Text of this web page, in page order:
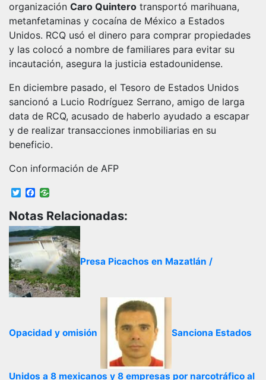
organización Caro Quintero transportó marihuana,
metanfetaminas y cocaína de México a Estados
Unidos. RCQ usó el dinero para comprar propiedades
y las colocó a nombre de familiares para evitar su
incautación, asegura la justicia estadounidense.
En diciembre pasado, el Tesoro de Estados Unidos
sancionó a Lucio Rodríguez Serrano, amigo de larga
data de RCQ, acusado de haberlo ayudado a escapar
y de realizar transacciones inmobiliarias en su
beneficio.
Con información de AFP
TwitterFacebook
Notas Relacionadas:
Presa Picachos en Mazatlán /
Opacidad y omisión Sanciona Estados
Unidos a 8 mexicanos y 8 empresas por narcotráfico al